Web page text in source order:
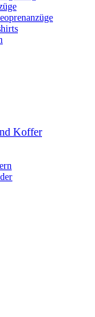
Koffer